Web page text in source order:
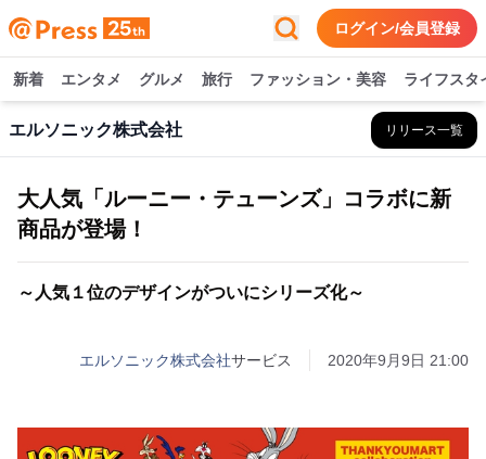
ログイン/会員登録
新着 エンタメ グルメ 旅行 ファッション・美容 ライフスタ
エルソニック株式会社 リリース一覧
大人気「ルーニー・テューンズ」コラボに新
商品が登場！
～人気１位のデザインがついにシリーズ化～
エルソニック株式会社サービス 2020年9月9日 21:00